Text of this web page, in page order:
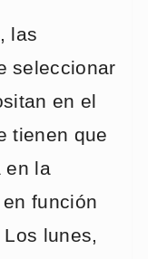
las
seleccionar
en el
tienen que
en la
función
lunes,